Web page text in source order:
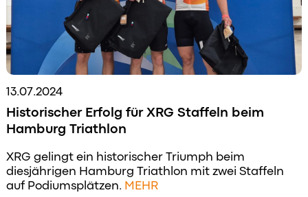
13.07.2024
Historischer Erfolg für XRG Staffeln beim
Hamburg Triathlon
XRG gelingt ein historischer Triumph beim
diesjährigen Hamburg Triathlon mit zwei Staffeln
auf Podiumsplätzen. MEHR